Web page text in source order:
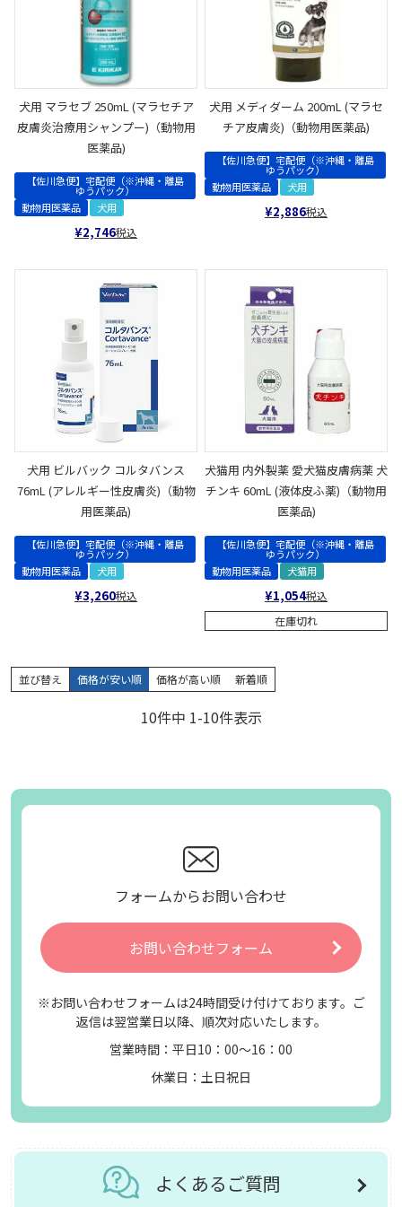
犬用 マラセブ 250mL (マラセチア
皮膚炎治療用シャンプー)（動物用
医薬品)
【佐川急便】宅配便（※沖縄・離島
ゆうパック）
動物用医薬品
犬用
¥2,746税込
犬用 メディダーム 200mL (マラセ
チア皮膚炎)（動物用医薬品)
【佐川急便】宅配便（※沖縄・離島
ゆうパック）
動物用医薬品
犬用
¥2,886税込
犬用 ビルバック コルタバンス
76mL (アレルギー性皮膚炎)（動物
用医薬品)
【佐川急便】宅配便（※沖縄・離島
ゆうパック）
動物用医薬品
犬用
¥3,260税込
犬猫用 内外製薬 愛犬猫皮膚病薬 犬
チンキ 60mL (液体皮ふ薬)（動物用
医薬品)
【佐川急便】宅配便（※沖縄・離島
ゆうパック）
動物用医薬品
犬猫用
¥1,054税込
在庫切れ
並び替え 価格が安い順 価格が高い順 新着順
10件中 1-10件表示
フォームからお問い合わせ
お問い合わせフォーム
※お問い合わせフォームは24時間受け付けております。ご
返信は翌営業日以降、順次対応いたします。
営業時間：平日10：00～16：00
休業日：土日祝日
よくあるご質問